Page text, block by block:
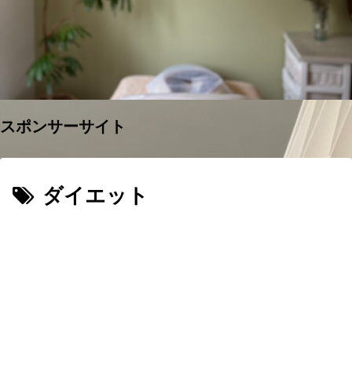
スポンサーサイト
ダイエット